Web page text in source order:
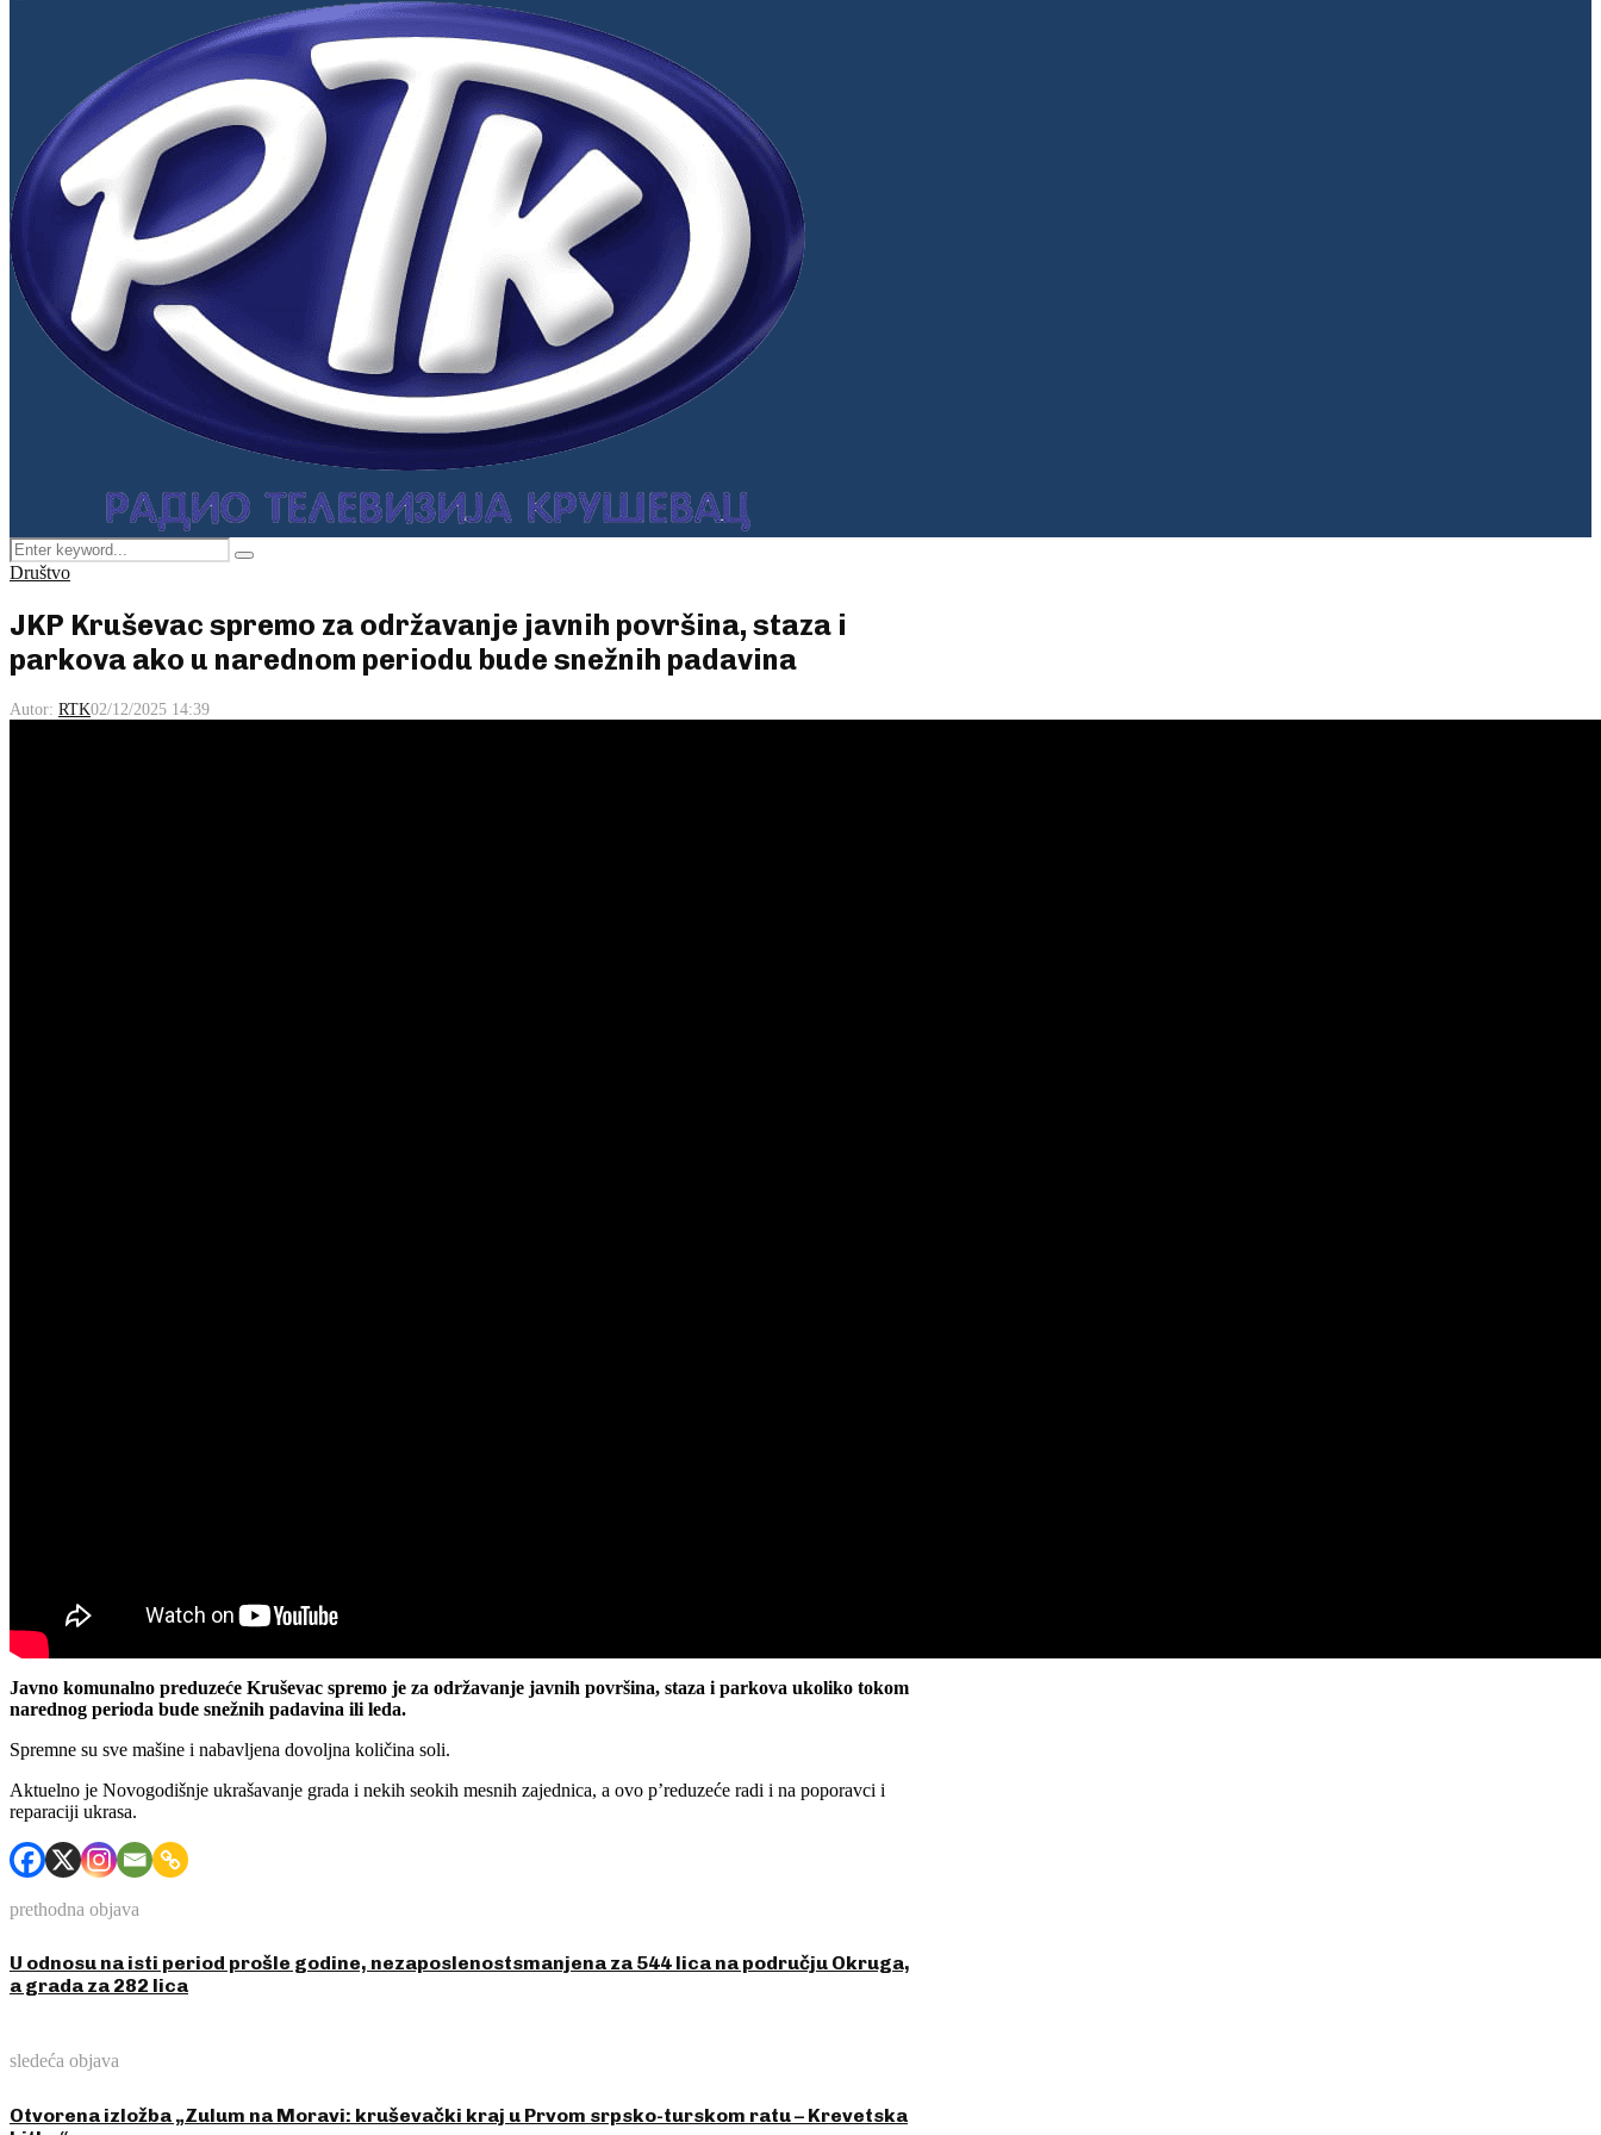
Primary
Search
for:
Pretraga
Društvo
JKP Kruševac spremo za održavanje javnih površina, staza i
parkova ako u narednom periodu bude snežnih padavina
Autor: RTK02/12/2025 14:39
Javno komunalno preduzeće Kruševac spremo je za održavanje javnih površina, staza i parkova ukoliko tokom
narednog perioda bude snežnih padavina ili leda.
Spremne su sve mašine i nabavljena dovoljna količina soli.
Aktuelno je Novogodišnje ukrašavanje grada i nekih seokih mesnih zajednica, a ovo p’reduzeće radi i na poporavci i
reparaciji ukrasa.
prethodna objava
U odnosu na isti period prošle godine, nezaposlenostsmanjena za 544 lica na području Okruga,
a grada za 282 lica
sledeća objava
Otvorena izložba „Zulum na Moravi: kruševački kraj u Prvom srpsko-turskom ratu – Krevetska